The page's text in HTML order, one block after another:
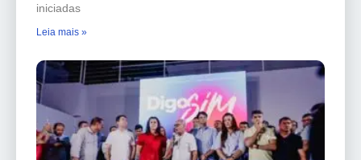
iniciadas
Leia mais »